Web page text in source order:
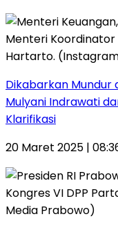
Dikabarkan Mundur
Mulyani Indrawati
Klarifikasi
20 Maret 2025 |